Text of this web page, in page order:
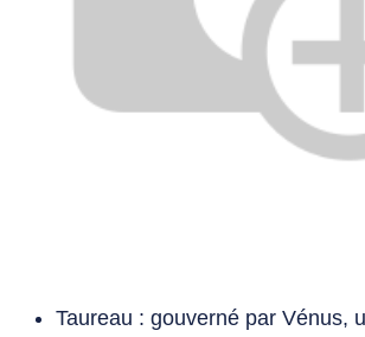
Taureau : gouverné par Vénus,